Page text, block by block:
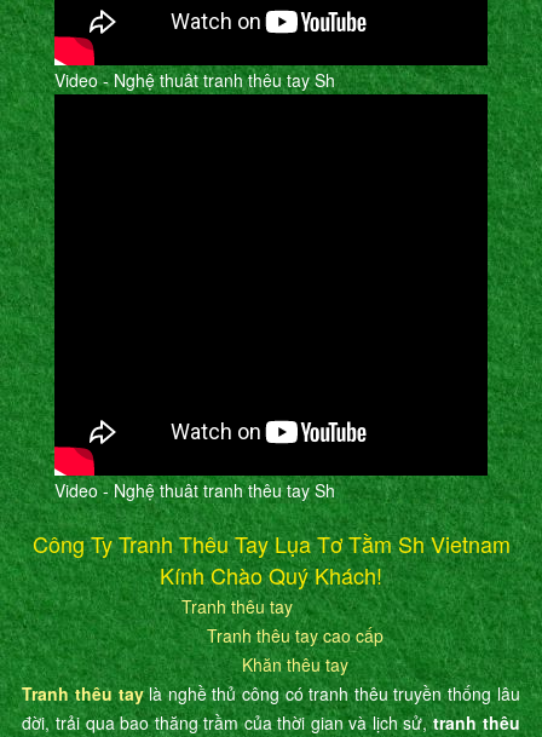
Video - Nghệ thuât tranh thêu tay Sh
Video - Nghệ thuât tranh thêu tay Sh
Công Ty Tranh Thêu Tay Lụa Tơ Tằm Sh Vietnam
Kính Chào Quý Khách!
Tranh thêu tay
Tranh thêu tay cao cấp
Khăn thêu tay
Tranh thêu taylà nghề thủ công có tranh thêu truyền thống lâu
đời, trải qua bao thăng trầm của thời gian và lịch sử,tranh thêu